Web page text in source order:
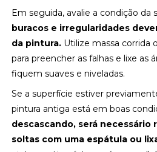
Em seguida, avalie a condição da
buracos e irregularidades
da pintura. Utilize massa corrida
para preencher as falhas e lixe as
fiquem suaves e niveladas.
Se a superfície estiver
pintura antiga está em boas
descascando, será necessário
soltas com uma espátula ou